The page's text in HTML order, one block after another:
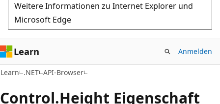
Weitere Informationen zu Internet Explorer und
Microsoft Edge
Learn Anmelden
Learn .NET API-Browser
Control.Height Eigenschaft